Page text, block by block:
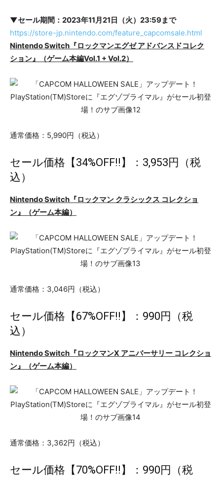
▼セール期間：2023年11月21日（火）23:59まで
https://store-jp.nintendo.com/feature_capcomsale.html
Nintendo Switch『ロックマンエグゼ アドバンスドコレク
ション』（ゲーム本編Vol.1 + Vol.2）
通常価格：5,990円（税込）
セール価格【34%OFF!!】：3,953円（税
込）
Nintendo Switch『ロックマン クラシックス コレクショ
ン』（ゲーム本編）
通常価格：3,046円（税込）
セール価格【67%OFF!!】：990円（税
込）
Nintendo Switch『ロックマンX アニバーサリー コレクショ
ン』（ゲーム本編）
通常価格：3,362円（税込）
セール価格【70%OFF!!】：990円（税